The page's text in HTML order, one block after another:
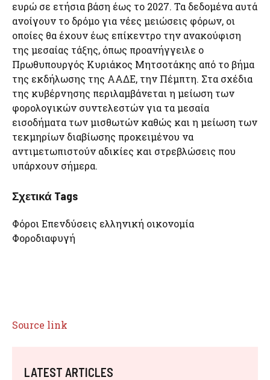
ευρώ σε ετήσια βάση έως το 2027. Τα δεδομένα αυτά
ανοίγουν το δρόμο για νέες μειώσεις φόρων, οι
οποίες θα έχουν έως επίκεντρο την ανακούφιση
της μεσαίας τάξης, όπως προανήγγειλε ο
Πρωθυπουργός Κυριάκος Μητσοτάκης από το βήμα
της εκδήλωσης της ΑΑΔΕ, την Πέμπτη. Στα σχέδια
της κυβέρνησης περιλαμβάνεται η μείωση των
φορολογικών συντελεστών για τα μεσαία
εισοδήματα των μισθωτών καθώς και η μείωση των
τεκμηρίων διαβίωσης προκειμένου να
αντιμετωπιστούν αδικίες και στρεβλώσεις που
υπάρχουν σήμερα.
Σχετικά Tags
Φόροι Επενδύσεις ελληνική οικονομία
Φοροδιαφυγή
Source link
LATEST ARTICLES